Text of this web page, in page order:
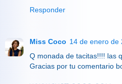
Responder
Miss Coco 14 de enero de
Q monada de tacitas!!!! las
Gracias por tu comentario